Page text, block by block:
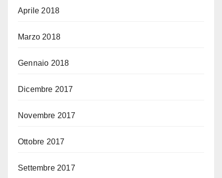
Aprile 2018
Marzo 2018
Gennaio 2018
Dicembre 2017
Novembre 2017
Ottobre 2017
Settembre 2017